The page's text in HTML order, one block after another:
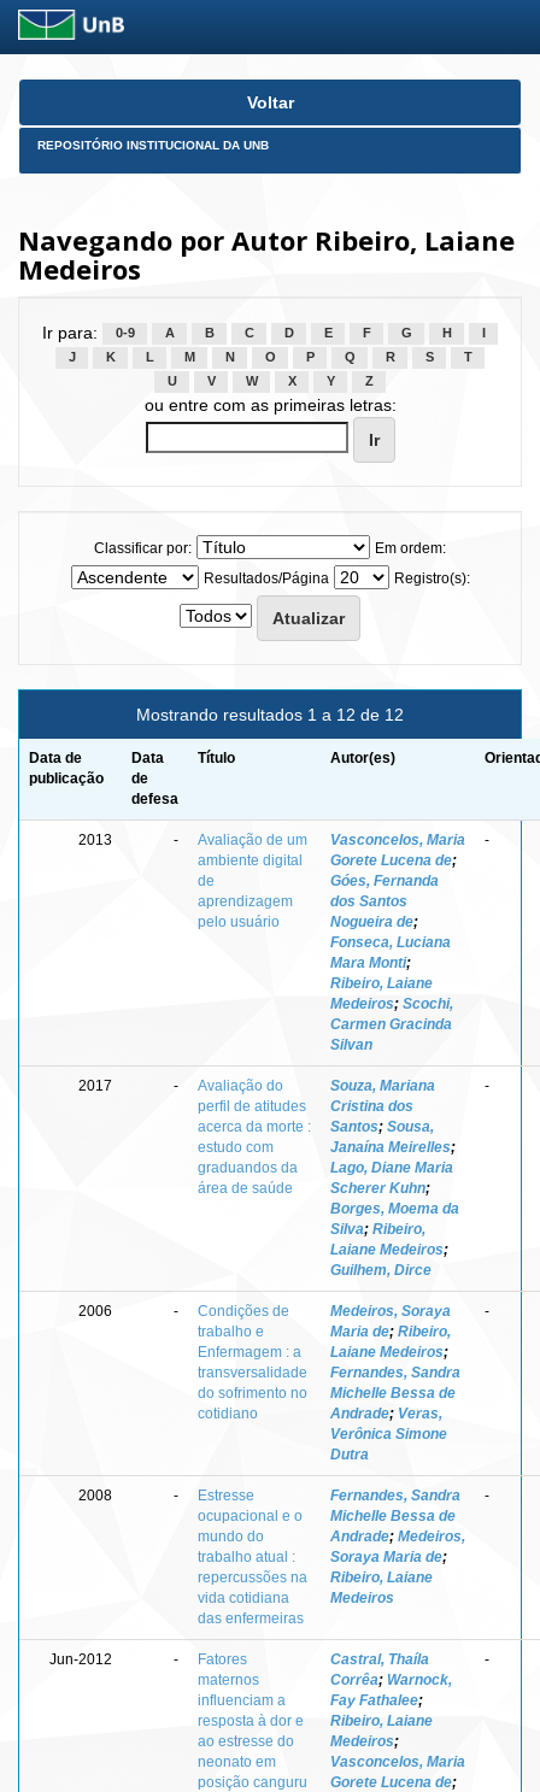
Skip
Voltar
REPOSITÓRIO INSTITUCIONAL DA UNB
Navegando por Autor Ribeiro, Laiane
Medeiros
Ir para: 0-9 A B C D E F G H
J
K L M N O P Q R S
T
U
V W X Y Z
ou entre com as primeiras letras:
Classificar por:
Em ordem:
Resultados/Página
Registro(s):
Mostrando resultados 1 a 12 de 12
Data de
publicação
Data
de
defesa
Título Autor(es)
2013 -
Avaliação de um
ambiente digital
de
aprendizagem
pelo usuário
Vasconcelos, Maria
Gorete Lucena de;
Góes, Fernanda
dos Santos
Nogueira de;
Fonseca, Luciana
Mara Monti;
Ribeiro, Laiane
Medeiros; Scochi,
Carmen Gracinda
Silvan
-
2017 -
Avaliação do
perfil de atitudes
acerca da morte :
estudo com
graduandos da
área de saúde
Souza, Mariana
Cristina dos
Santos; Sousa,
Janaína Meirelles;
Lago, Diane Maria
Scherer Kuhn;
Borges, Moema da
Silva; Ribeiro,
Laiane Medeiros;
Guilhem, Dirce
-
2006 -
Condições de
trabalho e
Enfermagem : a
transversalidade
do sofrimento no
cotidiano
Medeiros, Soraya
Maria de; Ribeiro,
Laiane Medeiros;
Fernandes, Sandra
Michelle Bessa de
Andrade; Veras,
Verônica Simone
Dutra
-
2008 -
Estresse
ocupacional e o
mundo do
trabalho atual :
repercussões na
vida cotidiana
das enfermeiras
Fernandes, Sandra
Michelle Bessa de
Andrade; Medeiros,
Soraya Maria de;
Ribeiro, Laiane
Medeiros
-
Jun-2012 -
Fatores
maternos
influenciam a
resposta à dor e
ao estresse do
neonato em
posição canguru
Castral, Thaíla
Corrêa; Warnock,
Fay Fathalee;
Ribeiro, Laiane
Medeiros;
Vasconcelos, Maria
Gorete Lucena de;
-